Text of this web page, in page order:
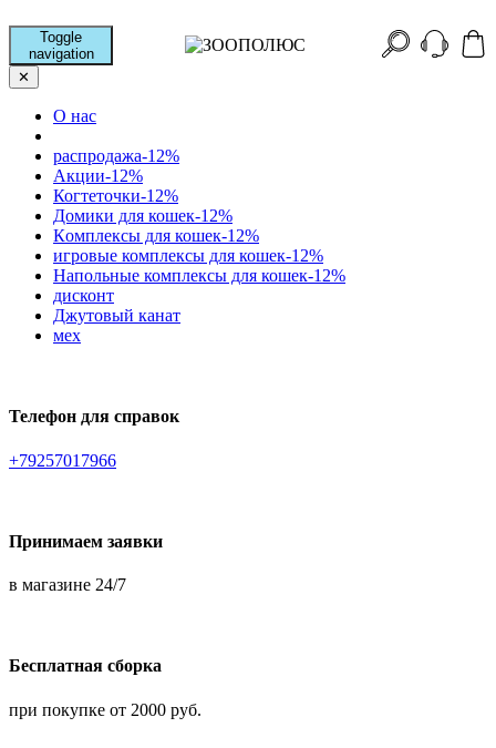
Toggle
navigation
✕
О нас
распродажа-12%
Акции-12%
Когтеточки-12%
Домики для кошек-12%
Кoмплексы для кошек-12%
игровые комплексы для кошек-12%
Напольные комплексы для кошек-12%
дисконт
Джутовый канат
мех
Телефон для справок
+79257017966
Принимаем заявки
в магазине 24/7
Бесплатная сборка
при покупке от 2000 руб.